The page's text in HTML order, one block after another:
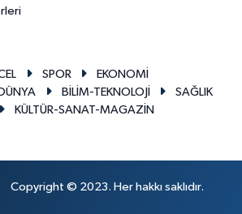
SPOR
EKONOMİ
BİLİM-TEKNOLOJİ
SAĞLIK
KÜLTÜR-SANAT-MAGAZİN
Copyright © 2023. Her hakkı saklıdır.